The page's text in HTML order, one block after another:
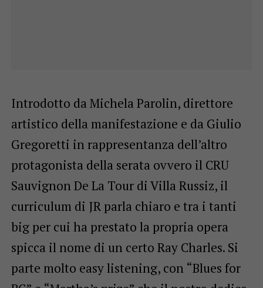
Introdotto da Michela Parolin, direttore
artistico della manifestazione e da Giulio
Gregoretti in rappresentanza dell’altro
protagonista della serata ovvero il CRU
Sauvignon De La Tour di Villa Russiz, il
curriculum di JR parla chiaro e tra i tanti
big per cui ha prestato la propria opera
spicca il nome di un certo Ray Charles. Si
parte molto easy listening, con “Blues for